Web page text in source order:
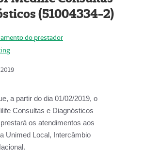
(51004334-2)
do prestador
a partir do dia 01/02/2019, o
Consultas e Diagnósticos
os atendimentos aos
Unimed Local, Intercâmbio